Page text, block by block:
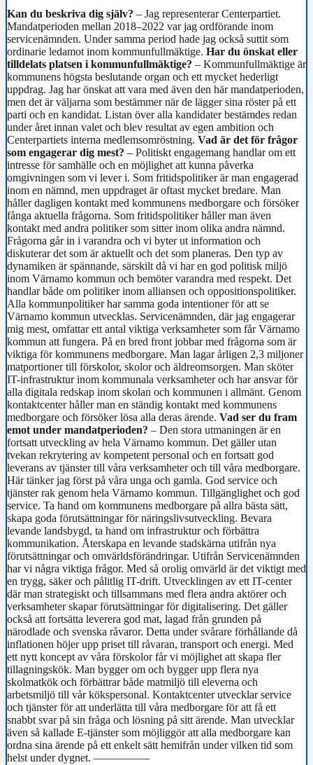
Kan du beskriva dig själv? – Jag representerar Centerpartiet.
Mandatperioden mellan 2018–2022 var jag ordförande inom
servicenämnden. Under samma period hade jag också suttit som
ordinarie ledamot inom kommunfullmäktige. Har du önskat eller
tilldelats platsen i kommunfullmäktige? – Kommunfullmäktige är
kommunens högsta beslutande organ och ett mycket hederligt
uppdrag. Jag har önskat att vara med även den här mandatperioden,
men det är väljarna som bestämmer när de lägger sina röster på ett
parti och en kandidat. Listan över alla kandidater bestämdes redan
under året innan valet och blev resultat av egen ambition och
Centerpartiets interna medlemsomröstning. Vad är det för frågor
som engagerar dig mest? – Politiskt engagemang handlar om ett
intresse för samhälle och en möjlighet att kunna påverka
omgivningen som vi lever i. Som fritidspolitiker är man engagerad
inom en nämnd, men uppdraget är oftast mycket bredare. Man
håller dagligen kontakt med kommunens medborgare och försöker
fånga aktuella frågorna. Som fritidspolitiker håller man även
kontakt med andra politiker som sitter inom olika andra nämnd.
Frågorna går in i varandra och vi byter ut information och
diskuterar det som är aktuellt och det som planeras. Den typ av
dynamiken är spännande, särskilt då vi har en god politisk miljö
inom Värnamo kommun och bemöter varandra med respekt. Det
handlar både om politiker inom alliansen och oppositionspolitiker.
Alla kommunpolitiker har samma goda intentioner för att se
Värnamo kommun utvecklas. Servicenämnden, där jag engagerar
mig mest, omfattar ett antal viktiga verksamheter som får Värnamo
kommun att fungera. På en bred front jobbar med frågorna som är
viktiga för kommunens medborgare. Man lagar årligen 2,3 miljoner
matportioner till förskolor, skolor och äldreomsorgen. Man sköter
IT-infrastruktur inom kommunala verksamheter och har ansvar för
alla digitala redskap inom skolan och kommunen i allmänt. Genom
kontaktcenter håller man en ständig kontakt med kommunens
medborgare och försöker lösa alla deras ärende. Vad ser du fram
emot under mandatperioden? – Den stora utmaningen är en
fortsatt utveckling av hela Värnamo kommun. Det gäller utan
tvekan rekrytering av kompetent personal och en fortsatt god
leverans av tjänster till våra verksamheter och till våra medborgare.
Här tänker jag först på våra unga och gamla. God service och
tjänster rak genom hela Värnamo kommun. Tillgänglighet och god
service. Ta hand om kommunens medborgare på allra bästa sätt,
skapa goda förutsättningar för näringslivsutveckling. Bevara
levande landsbygd, ta hand om infrastruktur och förbättra
kommunikation. Återskapa en levande stadskärna utifrån nya
förutsättningar och omvärldsförändringar. Utifrån Servicenämnden
har vi några viktiga frågor. Med så orolig omvärld är det viktigt med
en trygg, säker och pålitlig IT-drift. Utvecklingen av ett IT-center
där man strategiskt och tillsammans med flera andra aktörer och
verksamheter skapar förutsättningar för digitalisering. Det gäller
också att fortsätta leverera god mat, lagad från grunden på
närodlade och svenska råvaror. Detta under svårare förhållande då
inflationen höjer upp priset till råvaran, transport och energi. Med
ett nytt koncept av våra förskolor får vi möjlighet att skapa fler
tillagningskök. Man bygger om och bygger upp flera nya
skolmatkök och förbättrar både matmiljö till eleverna och
arbetsmiljö till vår kökspersonal. Kontaktcenter utvecklar service
och tjänster för att underlätta till våra medborgare för att få ett
snabbt svar på sin fråga och lösning på sitt ärende. Man utvecklar
även så kallade E-tjänster som möjliggör att alla medborgare kan
ordna sina ärende på ett enkelt sätt hemifrån under vilken tid som
helst under dygnet. —————